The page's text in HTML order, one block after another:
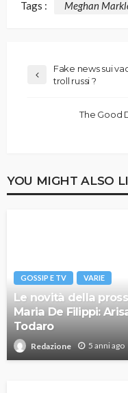
Tags : Meghan
Fake news sui
troll russi ?
The Good
YOU MIGHT ALSO
GOSSIP E TV VARIE
Le novità della
Maria De Filippi:
Todaro
Redazione 5 anni ago